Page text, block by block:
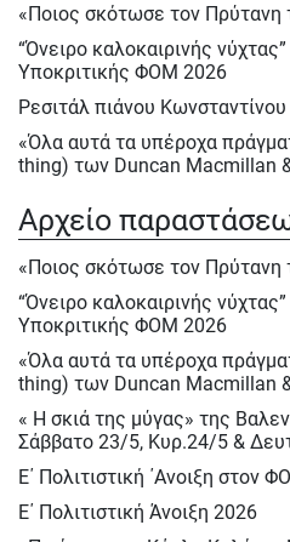
«Ποιος σκότωσε τον
“Όνειρο καλοκαιρινής
Υποκριτικής ΦΟΜ 2026
Ρεσιτάλ πιάνου
«Όλα αυτά τα υπέροχα
thing) των Duncan Macmillan
Σάββατο 23/5, Κυρ.24/5 &
Ε΄ Πολιτιστική ΄Ανοιξη στον
Ε΄ Πολιτιστική Άνοιξη 2026
Ηρακλής Πασχαλίδης,
Αφιέρωμα στον Νίκο Περέλη
«Πινόκιο» του Κάρλο
Ρεσιτάλ : «Αειθαλείς άριες»
Ιωάννα Καρβελά και την
2025
STUDIO Υποκριτικής
Αρχείο
«Ποιος σκότωσε τον
“Όνειρο καλοκαιρινής
Υποκριτικής ΦΟΜ 2026
«Όλα αυτά τα υπέροχα
thing) των Duncan Macmillan
« Η σκιά της μύγας» της
Σάββατο 23/5, Κυρ.24/5 &
Ε΄ Πολιτιστική ΄Ανοιξη στον
Ε΄ Πολιτιστική Άνοιξη 2026